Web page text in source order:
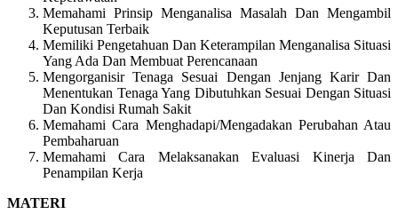
Memahami Prinsip Menganalisa Masalah Dan Mengambil
Keputusan Terbaik
Memiliki Pengetahuan Dan Keterampilan Menganalisa Situasi
Yang Ada Dan Membuat Perencanaan
Mengorganisir Tenaga Sesuai Dengan Jenjang Karir Dan
Menentukan Tenaga Yang Dibutuhkan Sesuai Dengan Situasi
Dan Kondisi Rumah Sakit
Memahami Cara Menghadapi/Mengadakan Perubahan Atau
Pembaharuan
Memahami Cara Melaksanakan Evaluasi Kinerja Dan
Penampilan Kerja
MATERI